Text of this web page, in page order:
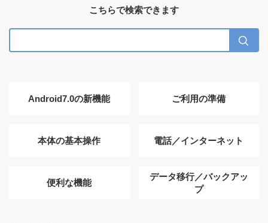
こちらで検索できます
Android7.0の新機能 ご利用の準備
本体の基本操作 電話／インターネット
便利な機能
データ移行／バックアッ
プ